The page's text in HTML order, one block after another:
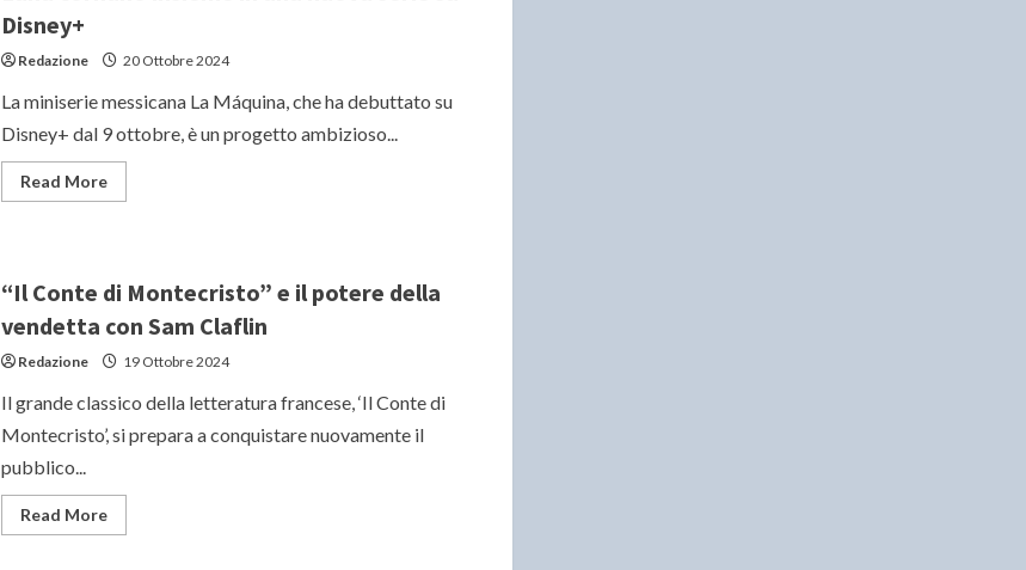
arrivo
Disney+
Disney+
Redazione 20 Ottobre 2024
La miniserie messicana La Máquina, che ha debuttato su
Disney+ dal 9 ottobre, è un progetto ambizioso...
Read MoreRead
more
García
Bernal
Diego
tornano
in
una
nuova
serie
“Il Conte di Montecristo” e il potere della
vendetta con Sam Claflin
Redazione 19 Ottobre 2024
Il grande classico della letteratura francese, ‘Il Conte di
Montecristo’, si prepara a conquistare nuovamente il
pubblico...
Read MoreRead
more